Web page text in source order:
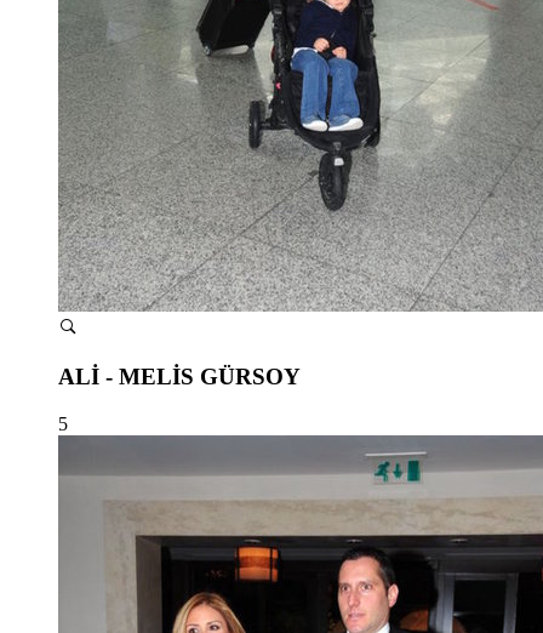
ALİ - MELİS GÜRSOY
5